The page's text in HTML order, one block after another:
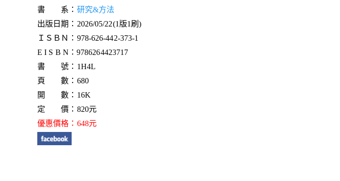
書 系： 研究&方法
出版日期：2026/05/22(1版1刷)
ＩＳＢＮ：978-626-442-373-1
E I S B N：9786264423717
書 號：1H4L
頁 數：680
開 數：16K
定 價：820元
優惠價格：648元